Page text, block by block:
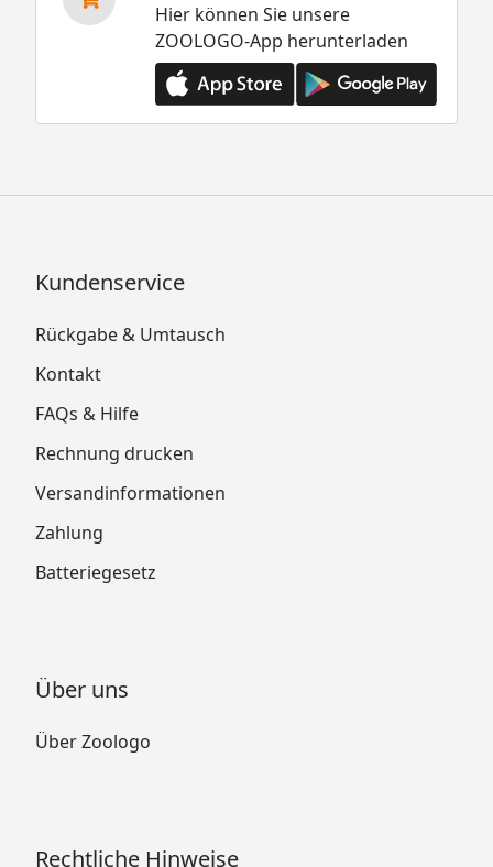
Hier können Sie unsere
ZOOLOGO-App herunterladen
Kundenservice
Rückgabe & Umtausch
Kontakt
FAQs & Hilfe
Rechnung drucken
Versandinformationen
Zahlung
Batteriegesetz
Über uns
Über Zoologo
Rechtliche Hinweise